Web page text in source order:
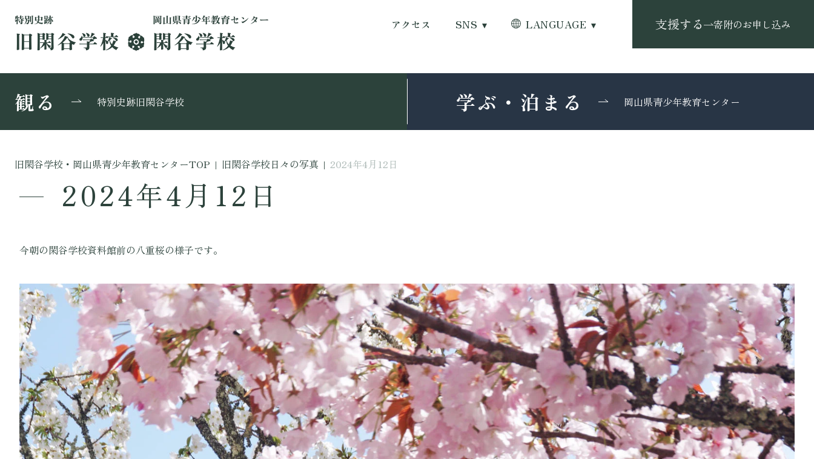
アクセス SNS LANGUAGE 支援する 寄附のお申し込み
観る 特別史跡旧閑谷学校 学ぶ・泊まる 岡山県青少年教育センター
旧閑谷学校・岡山県青少年教育センターTOP | 旧閑谷学校日々の写真 | 2024年4月12日
2024年4月12日
今朝の閑谷学校資料館前の八重桜の様子です。